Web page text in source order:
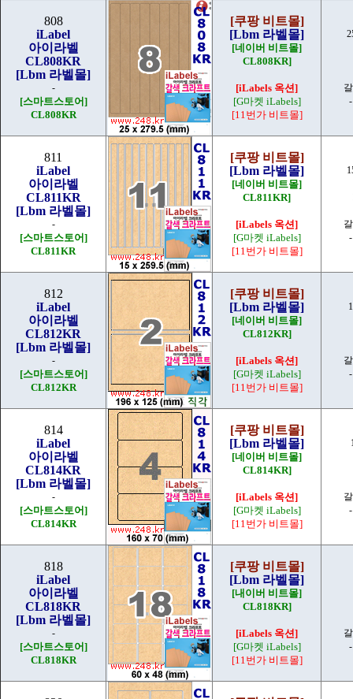
808
iLabel
아이라벨
CL808KR
[Lbm 라벨몰]
-
[스마트스토어]
CL808KR
[쿠팡 비트몰]
[Lbm 라벨몰]
[네이버 비트몰]
CL808KR]
[iLabels 옥션]
[G마켓 iLabels]
[11번가 비트몰]
811
iLabel
아이라벨
CL811KR
[Lbm 라벨몰]
-
[스마트스토어]
CL811KR
[쿠팡 비트몰]
[Lbm 라벨몰]
[네이버 비트몰]
CL811KR]
[iLabels 옥션]
[G마켓 iLabels]
[11번가 비트몰]
812
iLabel
아이라벨
CL812KR
[Lbm 라벨몰]
-
[스마트스토어]
CL812KR
[쿠팡 비트몰]
[Lbm 라벨몰]
[네이버 비트몰]
CL812KR]
[iLabels 옥션]
[G마켓 iLabels]
[11번가 비트몰]
814
iLabel
아이라벨
CL814KR
[Lbm 라벨몰]
-
[스마트스토어]
CL814KR
[쿠팡 비트몰]
[Lbm 라벨몰]
[네이버 비트몰]
CL814KR]
[iLabels 옥션]
[G마켓 iLabels]
[11번가 비트몰]
818
iLabel
아이라벨
CL818KR
[Lbm 라벨몰]
-
[스마트스토어]
CL818KR
[쿠팡 비트몰]
[Lbm 라벨몰]
[내이버 비트몰]
CL818KR]
[iLabels 옥션]
[G마켓 iLabels]
[11번가 비트몰]